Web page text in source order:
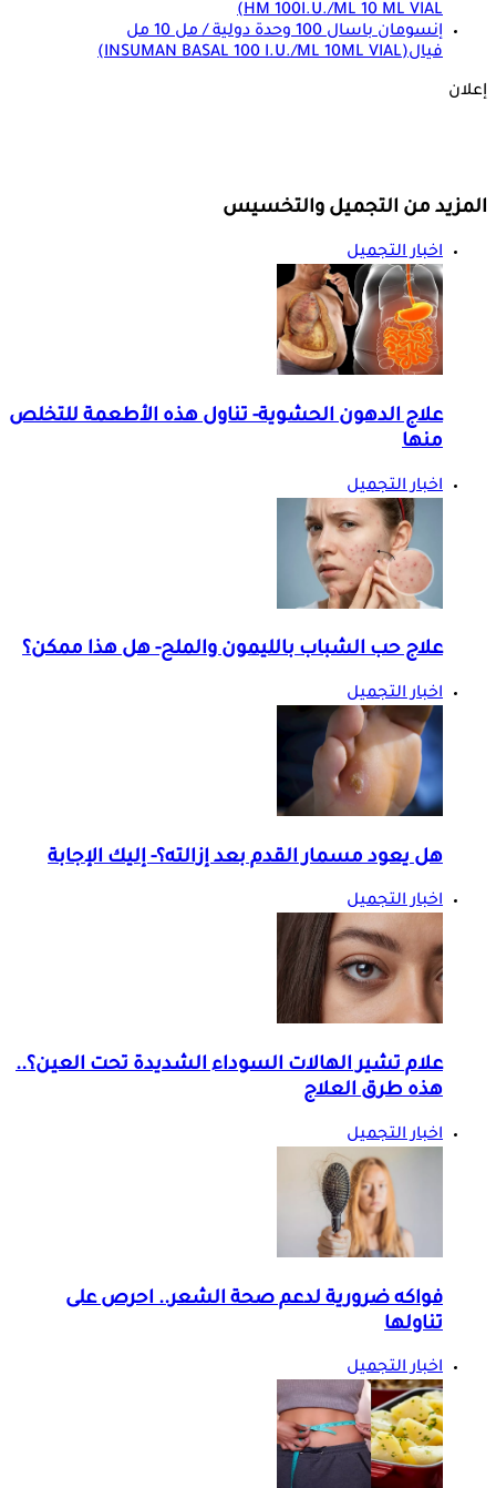
HM 100I.U./ML 10 ML VIAL)
إنسومان باسال 100 وحدة دولية / مل 10 مل
فيال(INSUMAN BASAL 100 I.U./ML 10ML VIAL)
إعلان
المزيد من التجميل والتخسيس
اخبار التجميل
علاج الدهون الحشوية- تناول هذه الأطعمة للتخلص
منها
اخبار التجميل
علاج حب الشباب بالليمون والملح- هل هذا ممكن؟
اخبار التجميل
هل يعود مسمار القدم بعد إزالته؟- إليك الإجابة
اخبار التجميل
علام تشير الهالات السوداء الشديدة تحت العين؟..
هذه طرق العلاج
اخبار التجميل
فواكه ضرورية لدعم صحة الشعر.. احرص على
تناولها
اخبار التجميل